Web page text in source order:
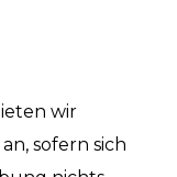
wir
sofern sich